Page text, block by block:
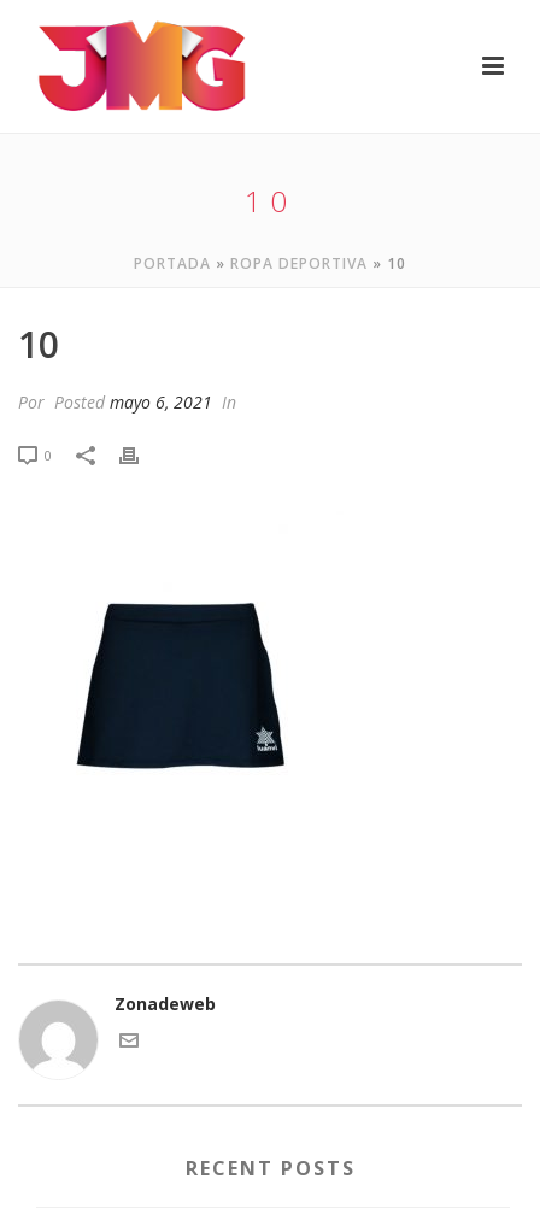
10
PORTADA » ROPA DEPORTIVA » 10
10
Por Posted mayo 6, 2021 In
0
Zonadeweb
RECENT POSTS